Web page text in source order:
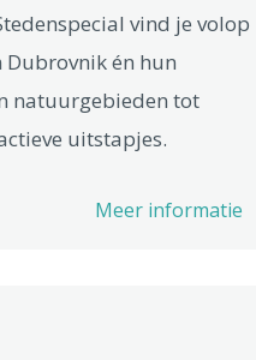
vind je volop
én hun
natuurgebieden tot
uitstapjes.
Meer informatie